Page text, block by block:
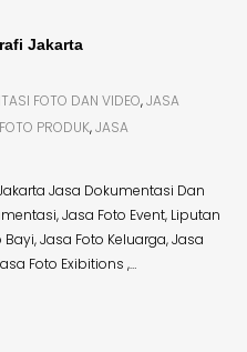
Jakarta
FOTO DAN VIDEO,JASA
PRODUK,JASA
Jasa Dokumentasi Dan
Jasa Foto Event, Liputan
Jasa Foto Keluarga, Jasa
Foto Exibitions ,…